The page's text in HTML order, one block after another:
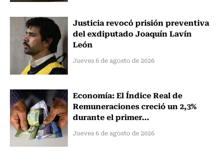
Justicia revocó prisión preventiva
del exdiputado Joaquín Lavín
León
Jueves 6 de agosto de 2026
Economía: El Índice Real de
Remuneraciones creció un 2,3%
durante el primer...
Jueves 6 de agosto de 2026